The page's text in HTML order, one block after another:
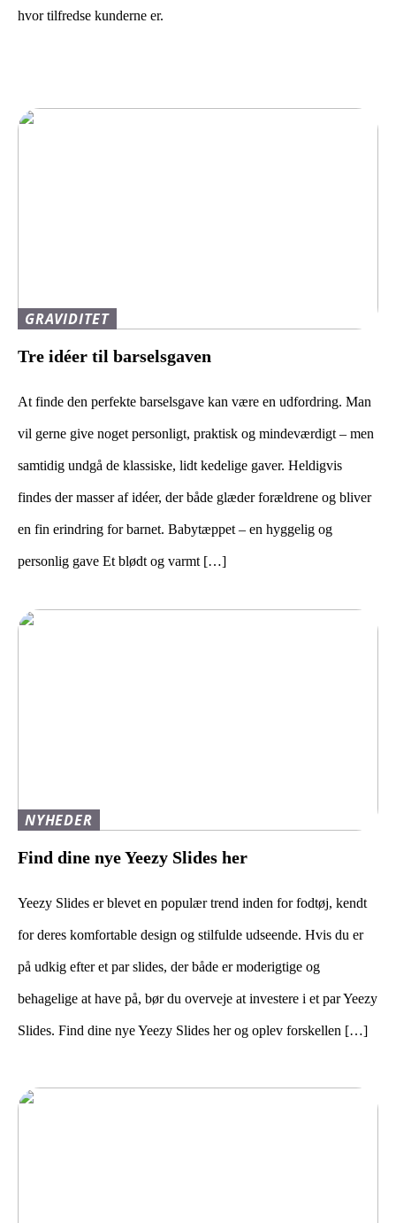
hvor tilfredse kunderne er.
GRAVIDITET
Tre idéer til barselsgaven
At finde den perfekte barselsgave kan være en udfordring. Man
vil gerne give noget personligt, praktisk og mindeværdigt – men
samtidig undgå de klassiske, lidt kedelige gaver. Heldigvis
findes der masser af idéer, der både glæder forældrene og bliver
en fin erindring for barnet. Babytæppet – en hyggelig og
personlig gave Et blødt og varmt […]
NYHEDER
Find dine nye Yeezy Slides her
Yeezy Slides er blevet en populær trend inden for fodtøj, kendt
for deres komfortable design og stilfulde udseende. Hvis du er
på udkig efter et par slides, der både er moderigtige og
behagelige at have på, bør du overveje at investere i et par Yeezy
Slides. Find dine nye Yeezy Slides her og oplev forskellen […]